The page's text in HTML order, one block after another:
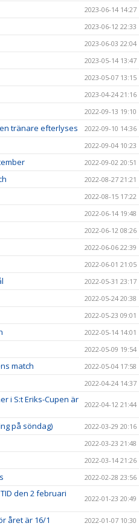
2023-06-14 14:27
2023-06-12 22:33
2023-06-03 22:04
2023-05-14 13:47
2023-05-07 13:15
2023-04-24 21:16
2022-09-13 19:10
tränare efterlyses 2022-09-10 14:36
2022-09-04 10:23
2022-09-02 20:51
2022-08-27 21:21
2022-08-15 17:22
2022-06-14 19:48
2022-06-12 08:26
2022-06-06 22:39
2022-06-01 21:05
2022-05-31 23:17
2022-05-24 20:38
2022-05-23 09:01
2022-05-14 14:01
2022-05-09 19:54
match 2022-05-04 17:58
2022-04-24 14:37
i S:t Eriks-Cupen är
2022-04-12 21:44
på söndag) 2022-03-29 20:16
2022-03-23 21:48
2022-03-14 21:26
2022-02-28 23:56
den 2 februari
2022-01-23 20:49
året är 16/1 2022-01-07 10:30